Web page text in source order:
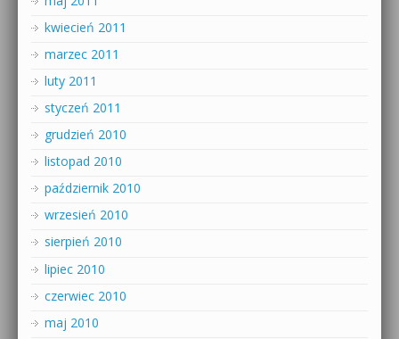
kwiecień 2011
marzec 2011
luty 2011
styczeń 2011
grudzień 2010
listopad 2010
październik 2010
wrzesień 2010
sierpień 2010
lipiec 2010
czerwiec 2010
maj 2010